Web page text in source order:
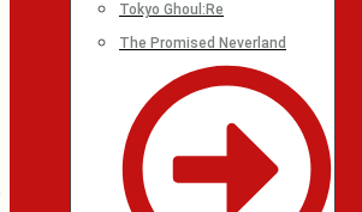
Tokyo Ghoul:Re
The Promised Neverland